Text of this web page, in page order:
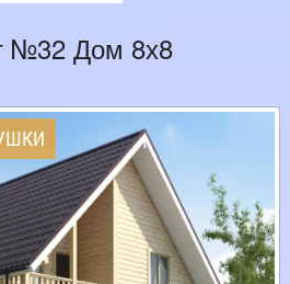
№32 Дом 8х8